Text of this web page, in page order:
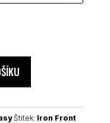
Štítek: Iron Front